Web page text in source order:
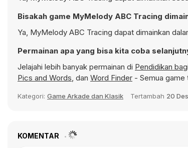
Bisakah game MyMelody ABC Tracing
Ya, MyMelody ABC Tracing dapat dimainkan
Permainan apa yang bisa kita coba
Jelajahi lebih banyak permainan di Pendidikan
Pics and Words, dan Word Finder - Semua game
Kategori: Game Arkade dan Klasik Tertambah 20
KOMENTAR